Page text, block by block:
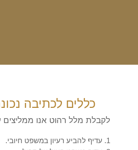
כללים לכתיבה
לקבלת מלל רהוט אנו
1. עדיף להביע רעיון במשפט חיובי.